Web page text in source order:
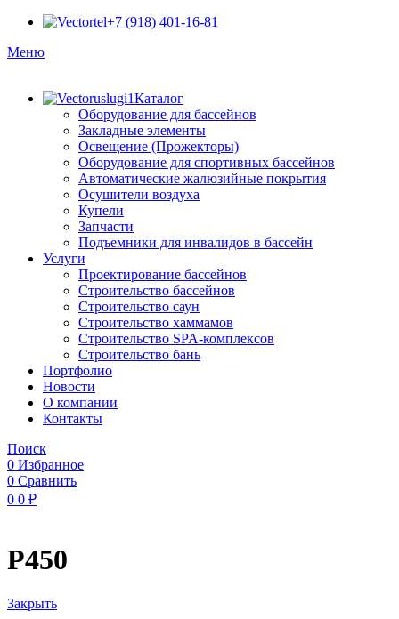
+7 (918) 401-16-81
Меню
Каталог
Оборудование для бассейнов
Закладные элементы
Освещение (Прожекторы)
Оборудование для спортивных бассейнов
Автоматические жалюзийные покрытия
Осушители воздуха
Купели
Запчасти
Подъемники для инвалидов в бассейн
Услуги
Проектирование бассейнов
Строительство бассейнов
Строительство саун
Строительство хаммамов
Строительство SPA-комплексов
Строительство бань
Портфолио
Новости
O компании
Контакты
Поиск
0 Избранное
0 Сравнить
0 0 ₽
P450
Закрыть